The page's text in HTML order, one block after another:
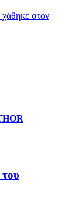
χάθηκε στον
του